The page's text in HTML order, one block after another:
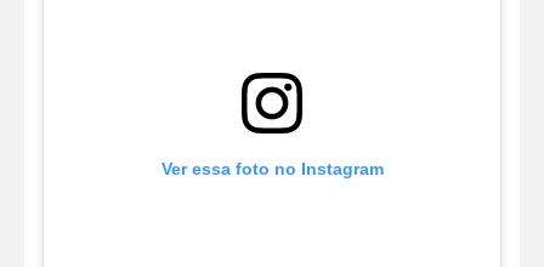
Ver essa foto no Instagram